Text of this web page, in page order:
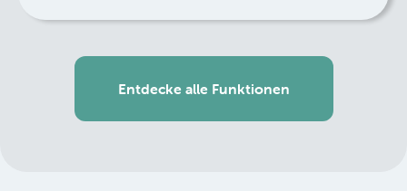
Entdecke alle Funktionen